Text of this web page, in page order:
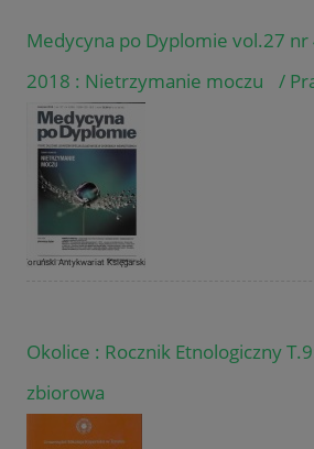
Medycyna po Dyplomie vol.27 nr
2018 : Nietrzymanie moczu /
Okolice : Rocznik Etnologiczny
zbiorowa